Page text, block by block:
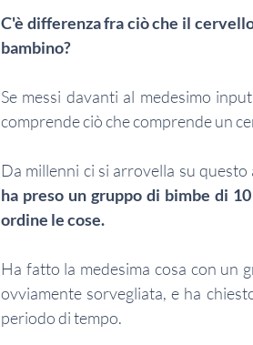
C'è differenza fra ciò che il
bambino?
Se messi davanti al medesimo
comprende ciò che comprende un
ha preso un gruppo di bimbe di
ordine le cose.
Ha fatto la medesima cosa con un
ovviamente sorvegliata, e ha
periodo di tempo.